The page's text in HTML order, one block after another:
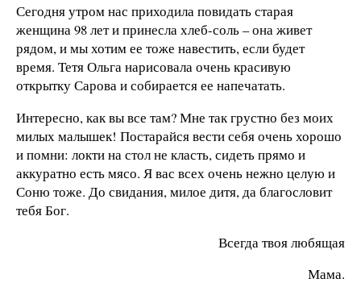
Сегодня утром нас приходила повидать старая
женщина 98 лет и принесла хлеб-соль – она живет
рядом, и мы хотим ее тоже навестить, если будет
время. Тетя Ольга нарисовала очень красивую
открытку Сарова и собирается ее напечатать.
Интересно, как вы все там? Мне так грустно без моих
милых малышек! Постарайся вести себя очень хорошо
и помни: локти на стол не класть, сидеть прямо и
аккуратно есть мясо. Я вас всех очень нежно целую и
Соню тоже. До свидания, милое дитя, да благословит
тебя Бог.
Всегда твоя любящая
Мама.